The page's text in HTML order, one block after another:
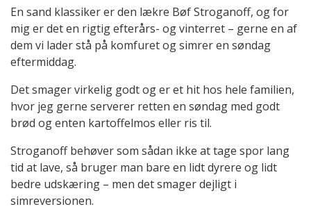
En sand klassiker er den lækre Bøf Stroganoff, og for
mig er det en rigtig efterårs- og vinterret – gerne en af
dem vi lader stå på komfuret og simrer en søndag
eftermiddag.
Det smager virkelig godt og er et hit hos hele familien,
hvor jeg gerne serverer retten en søndag med godt
brød og enten kartoffelmos eller ris til.
Stroganoff behøver som sådan ikke at tage spor lang
tid at lave, så bruger man bare en lidt dyrere og lidt
bedre udskæring – men det smager dejligt i
simreversionen.